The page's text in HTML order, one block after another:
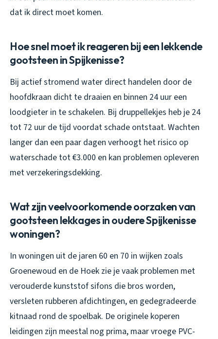
dat ik direct moet komen.
Hoe snel moet ik reageren bij een lekkende
gootsteen in Spijkenisse?
Bij actief stromend water direct handelen door de
hoofdkraan dicht te draaien en binnen 24 uur een
loodgieter in te schakelen. Bij druppellekjes heb je 24
tot 72 uur de tijd voordat schade ontstaat. Wachten
langer dan een paar dagen verhoogt het risico op
waterschade tot €3.000 en kan problemen opleveren
met verzekeringsdekking.
Wat zijn veelvoorkomende oorzaken van
gootsteen lekkages in oudere Spijkenisse
woningen?
In woningen uit de jaren 60 en 70 in wijken zoals
Groenewoud en de Hoek zie je vaak problemen met
verouderde kunststof sifons die bros worden,
versleten rubberen afdichtingen, en gedegradeerde
kitnaad rond de spoelbak. De originele koperen
leidingen zijn meestal nog prima, maar vroege PVC-